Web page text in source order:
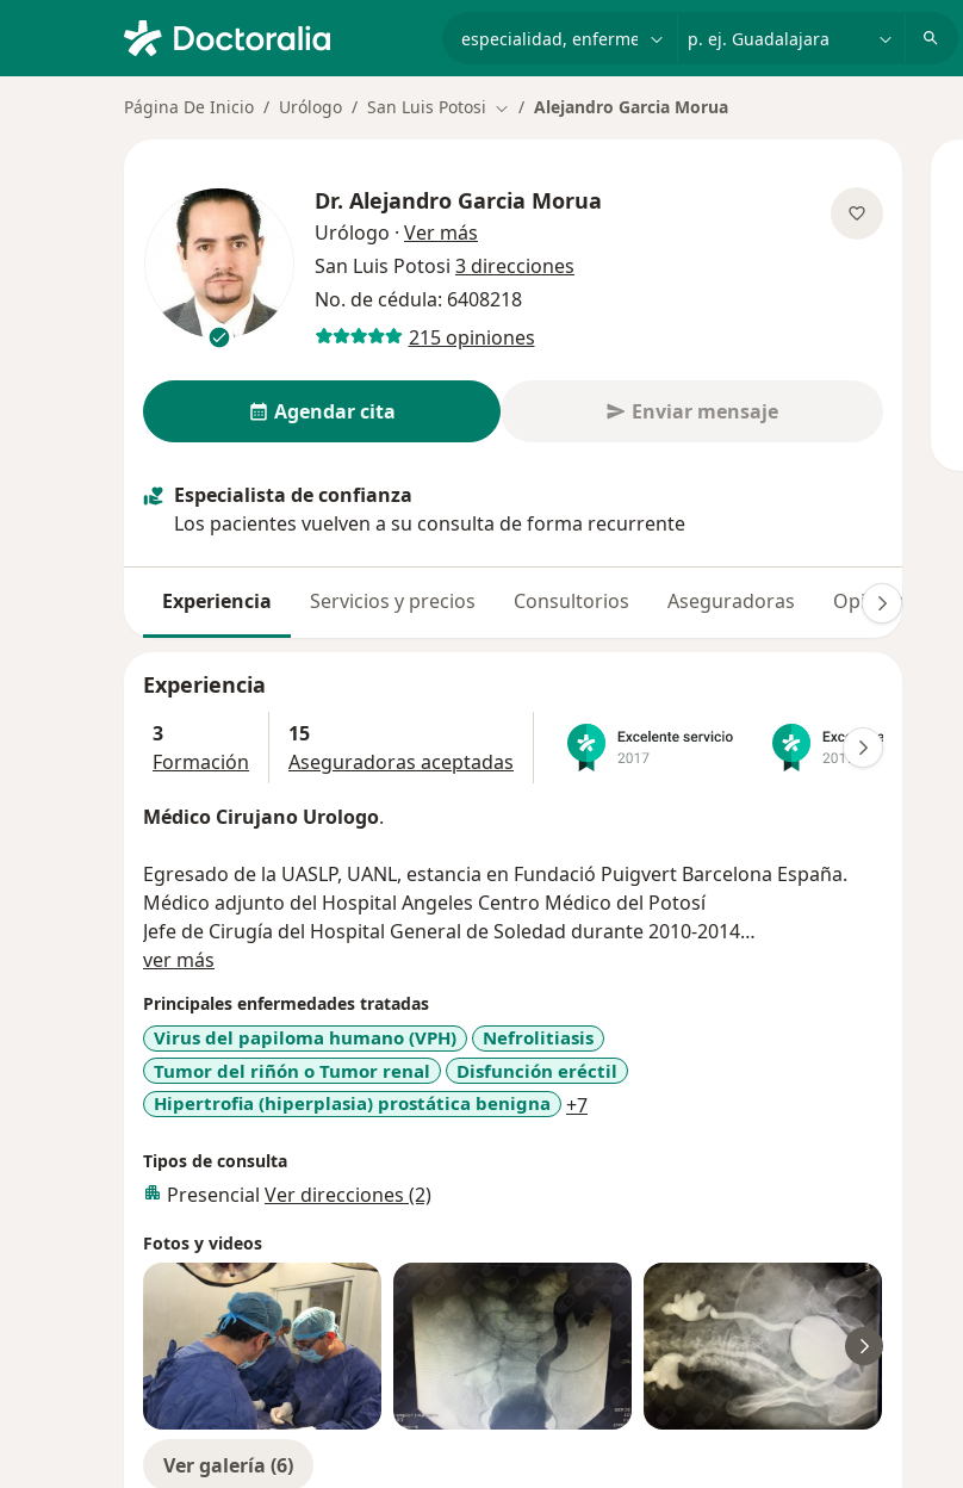
Página De Inicio Urólogo San Luis Potosi Cambiar de ciudad
Alejandro Garcia Morua
Dr. Alejandro Garcia Morua
Urólogo · Ver más
San Luis Potosi 3 direcciones
No. de cédula: 6408218
215 opiniones
Agendar cita Enviar mensaje
Especialista de confianza
Los pacientes vuelven a su consulta de forma recurrente
Experiencia Servicios y precios Consultorios Aseguradoras Opiniones (215)
Experiencia
3
Formación
15
Aseguradoras aceptadas
Médico Cirujano Urologo.
Egresado de la UASLP, UANL, estancia en Fundació Puigvert Barcelona España.
Médico adjunto del Hospital Angeles Centro Médico del Potosí
Jefe de Cirugía del Hospital General de Soledad durante 2010-2014
Certificado por el Consejo Mexicano de Urología.
Miembro de la Sociedad Méxicana de Urología
ver más
Principales enfermedades tratadas
Virus del papiloma humano (VPH)
Nefrolitiasis
Tumor del riñón o Tumor renal
Disfunción eréctil
Hipertrofia (hiperplasia) prostática benigna
+7a11y_sr_more_diseases
Tipos de consulta
Presencial Ver direcciones (2)
Fotos y videos
Ver galería (6)